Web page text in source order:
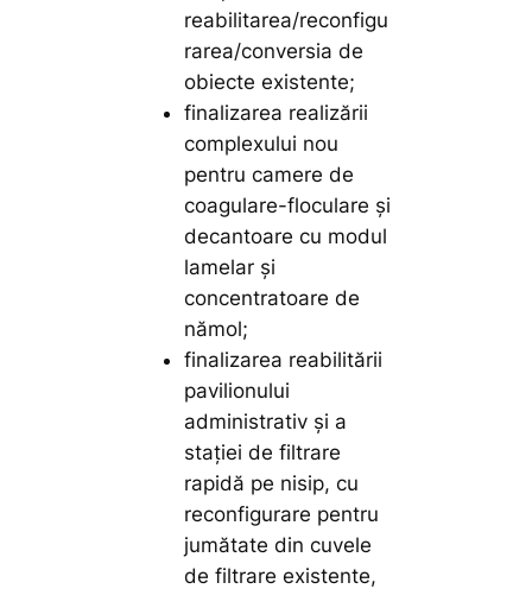
reabilitarea/reconfigu
rarea/conversia de
obiecte existente;
finalizarea realizării
complexului nou
pentru camere de
coagulare-floculare și
decantoare cu modul
lamelar și
concentratoare de
nămol;
finalizarea reabilitării
pavilionului
administrativ și a
stației de filtrare
rapidă pe nisip, cu
reconfigurare pentru
jumătate din cuvele
de filtrare existente,